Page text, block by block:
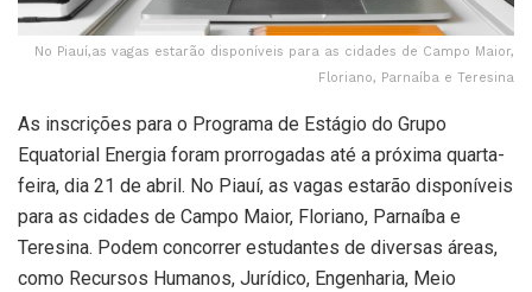
No Piauí,as vagas estarão disponíveis para as cidades de Campo Maior,
Floriano, Parnaíba e Teresina
As inscrições para o Programa de Estágio do Grupo
Equatorial Energia foram prorrogadas até a próxima quarta-
feira, dia 21 de abril. No Piauí, as vagas estarão disponíveis
para as cidades de Campo Maior, Floriano, Parnaíba e
Teresina. Podem concorrer estudantes de diversas áreas,
como Recursos Humanos, Jurídico, Engenharia, Meio